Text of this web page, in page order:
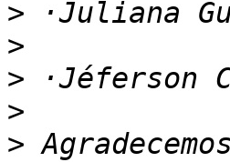
>
>
>
>
>